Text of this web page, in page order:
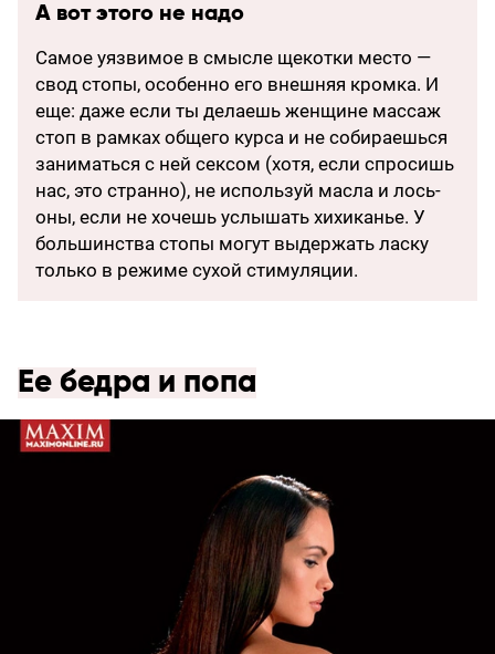
А вот этого не надо
Самое уязвимое в смысле щекотки место —
свод стопы, особенно его внешняя кромка. И
еще: даже если ты делаешь женщине массаж
стоп в рамках общего курса и не собираешься
заниматься с ней сексом (хотя, если спросишь
нас, это странно), не используй масла и лось­
оны, если не хочешь услышать хихиканье. У
большинства стопы могут выдержать ласку
только в режиме сухой стимуляции.
Ее бедра и попа